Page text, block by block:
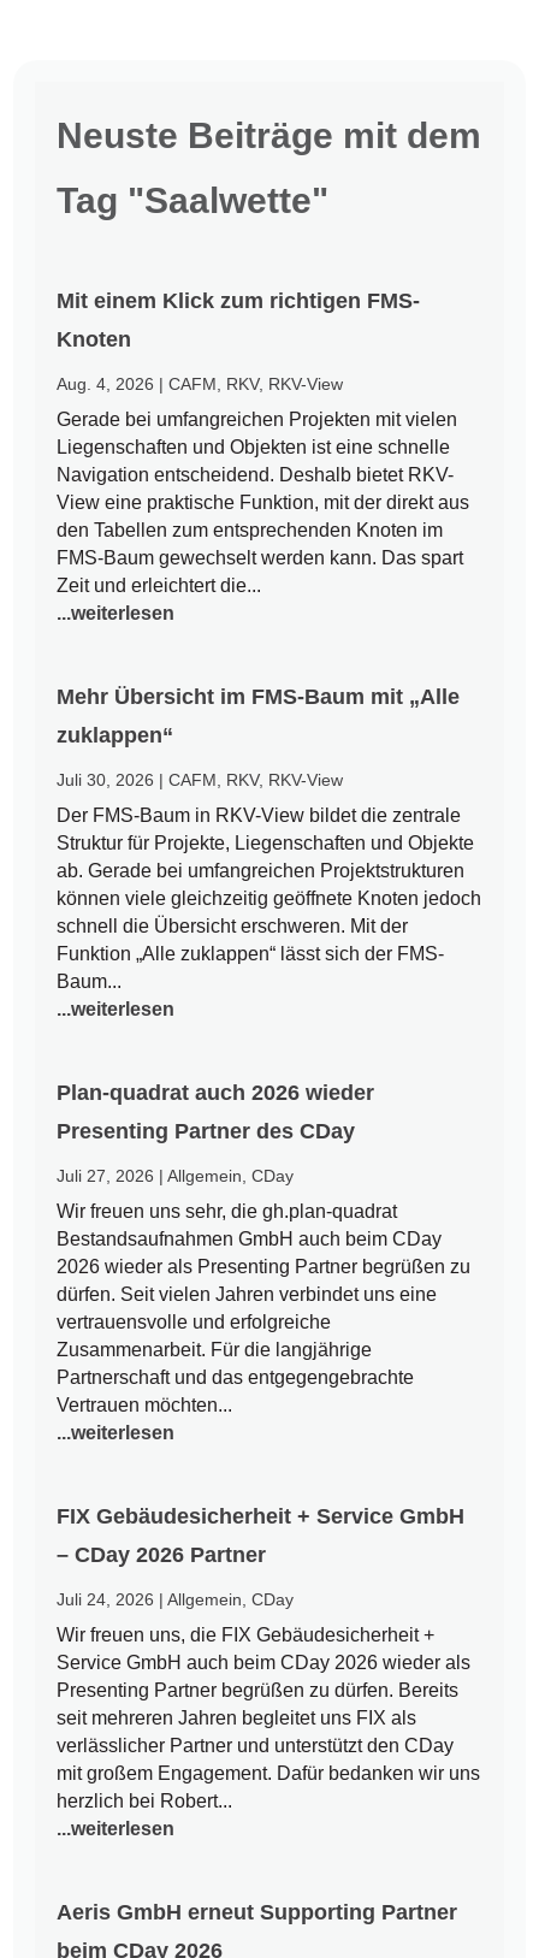
Neuste Beiträge mit dem
Tag "Saalwette"
Mit einem Klick zum richtigen FMS-
Knoten
Aug. 4, 2026 |CAFM RKV, RKV-View
Gerade bei umfangreichen Projekten mit vielen
Liegenschaften und Objekten ist eine schnelle
Navigation entscheidend. Deshalb bietet RKV-
View eine praktische Funktion, mit der direkt aus
den Tabellen zum entsprechenden Knoten im
FMS-Baum gewechselt werden kann. Das spart
Zeit und erleichtert die...
...weiterlesen
Mehr Übersicht im FMS-Baum mit „Alle
zuklappen“
Juli 30, 2026 |CAFM RKV, RKV-View
Der FMS-Baum in RKV-View bildet die zentrale
Struktur für Projekte, Liegenschaften und Objekte
ab. Gerade bei umfangreichen Projektstrukturen
können viele gleichzeitig geöffnete Knoten jedoch
schnell die Übersicht erschweren. Mit der
Funktion „Alle zuklappen“ lässt sich der FMS-
Baum...
...weiterlesen
Plan-quadrat auch 2026 wieder
Presenting Partner des CDay
Juli 27, 2026 |Allgemein ,CDay
Wir freuen uns sehr, die gh.plan-quadrat
Bestandsaufnahmen GmbH auch beim CDay
2026 wieder als Presenting Partner begrüßen zu
dürfen. Seit vielen Jahren verbindet uns eine
vertrauensvolle und erfolgreiche
Zusammenarbeit. Für die langjährige
Partnerschaft und das entgegengebrachte
Vertrauen möchten...
...weiterlesen
FIX Gebäudesicherheit + Service GmbH
– CDay 2026 Partner
Juli 24, 2026 |Allgemein ,CDay
Wir freuen uns, die FIX Gebäudesicherheit +
Service GmbH auch beim CDay 2026 wieder als
Presenting Partner begrüßen zu dürfen. Bereits
seit mehreren Jahren begleitet uns FIX als
verlässlicher Partner und unterstützt den CDay
mit großem Engagement. Dafür bedanken wir uns
herzlich bei Robert...
...weiterlesen
Aeris GmbH erneut Supporting Partner
beim CDay 2026